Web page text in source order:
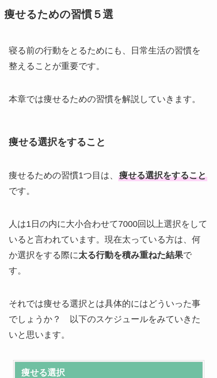
痩せるための習慣５選
寝る前の行動をとるためにも、日常生活の習慣を
整えることが重要です。
本章では痩せるための習慣を解説していきます。
痩せる選択をすること
痩せるための習慣1つ目は、 痩せる選択をすること
です。
人は1日の内に大小合わせて7000回以上選択をして
いると言われています。現在太っている方は、何
か選択をする際に太る行動を積み重ねた結果で
す。
それでは痩せる選択とは具体的にはどういった事
でしょうか？ 以下のスケジュールをみていきた
いと思います。
痩せる選択